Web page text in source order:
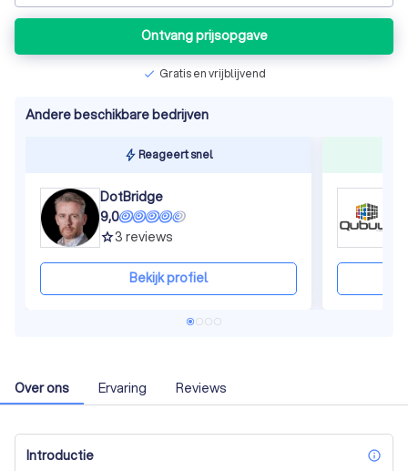
Ontvang prijsopgave
check Gratis en vrijblijvend
Andere beschikbare bedrijven
Reageert snel
DotBridge
9,0
grade3 reviews
Bekijk profiel
Over ons Ervaring Reviews
Introductie